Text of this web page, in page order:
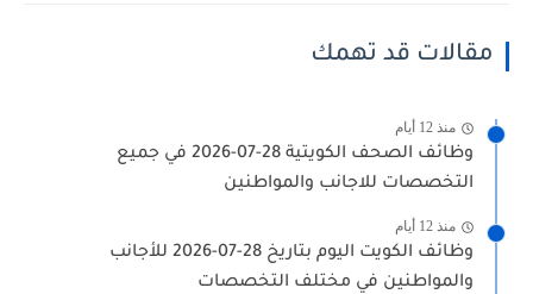
مقالات قد تهمك
منذ 12 أيام
وظائف الصحف الكويتية 28-07-2026 في جميع
التخصصات للاجانب والمواطنين
منذ 12 أيام
وظائف الكويت اليوم بتاريخ 28-07-2026 للأجانب
والمواطنين في مختلف التخصصات